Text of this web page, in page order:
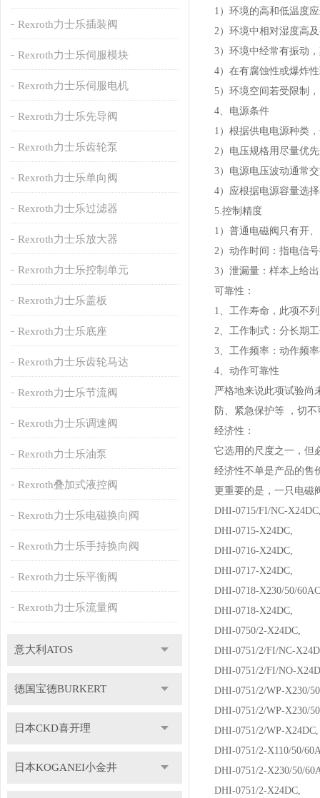
Rexroth力士乐插装阀
Rexroth力士乐伺服模块
Rexroth力士乐伺服电机
Rexroth力士乐先导阀
Rexroth力士乐齿轮泵
Rexroth力士乐单向阀
Rexroth力士乐过滤器
Rexroth力士乐放大器
Rexroth力士乐控制单元
Rexroth力士乐盖板
Rexroth力士乐底座
Rexroth力士乐齿轮马达
Rexroth力士乐节流阀
Rexroth力士乐调速阀
Rexroth力士乐油泵
Rexroth叠加式液控阀
Rexroth力士乐电磁换向阀
Rexroth力士乐手持换向阀
Rexroth力士乐平衡阀
Rexroth力士乐流量阀
意大利ATOS
德国宝德BURKERT
日本CKD喜开理
日本KOGANEI小金井
1）环境的高和低温度
2）环境中相对湿度高
3）环境中经常有振动
4）在有腐蚀性或爆炸
5）环境空间若受限制
4、电源条件
1）根据供电电源种类
2）电压规格用尽量优
3）电源电压波动通常
4）应根据电源容量选
5.控制精度
1）普通电磁阀只有开
2）动作时间：指电信
3）泄漏量：样本上给
可靠性：
1、工作寿命，此项不
2、工作制式：分长期
3、工作频率：动作频
4、动作可靠性
严格地来说此项试验尚
防、紧急保护等 ，切
经济性：
它选用的尺度之一，但
经济性不单是产品的售
更重要的是，一只电磁
DHI-0715/FI/NC-
DHI-0715-X24DC,
DHI-0716-X24DC,
DHI-0717-X24DC,
DHI-0718-X230/50/
DHI-0718-X24DC,
DHI-0750/2-X24DC,
DHI-0751/2/FI/NC-
DHI-0751/2/FI/NO-
DHI-0751/2/WP-X230/
DHI-0751/2/WP-X230/
DHI-0751/2/WP-
DHI-0751/2-X110/50/
DHI-0751/2-X230/50/
DHI-0751/2-X24DC,